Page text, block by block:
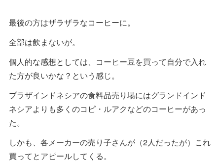
最後の方はザラザラなコーヒーに。
全部は飲まないが。
個人的な感想としては、コーヒー豆を買って自分で入れ
た方が良いかな？という感じ。
プラザインドネシアの食料品売り場にはグランドインド
ネシアよりも多くのコピ・ルアクなどのコーヒーがあっ
た。
しかも、各メーカーの売り子さんが（2人だったが）これ
買ってとアピールしてくる。